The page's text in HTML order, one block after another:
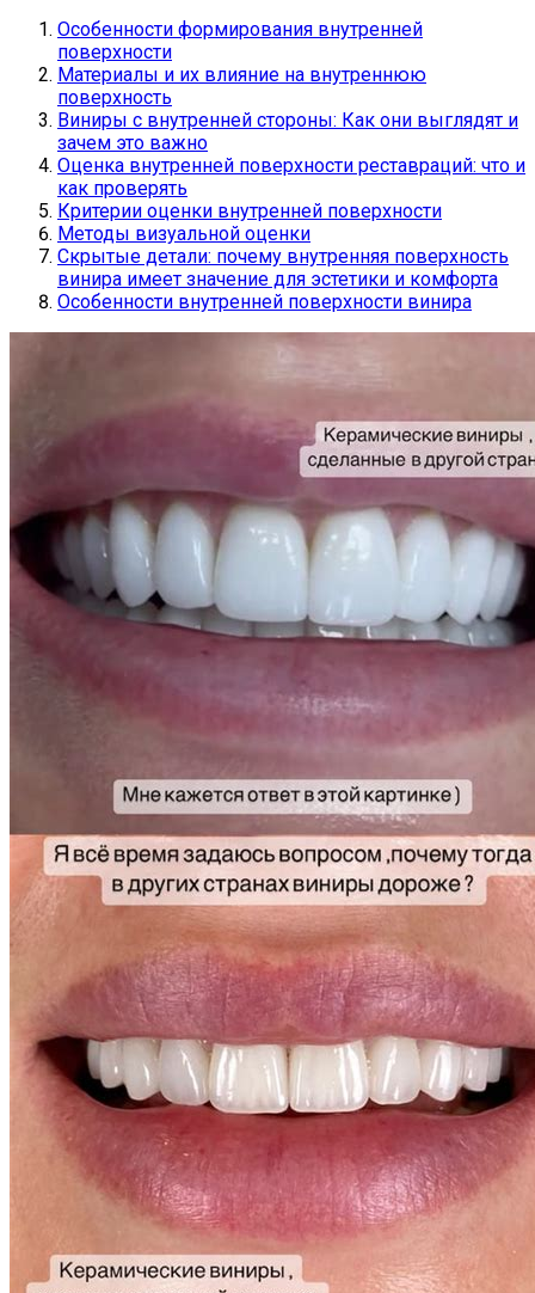
Особенности формирования внутренней
поверхности
Материалы и их влияние на внутреннюю
поверхность
Виниры с внутренней стороны: Как они выглядят и
зачем это важно
Оценка внутренней поверхности реставраций: что и
как проверять
Критерии оценки внутренней поверхности
Методы визуальной оценки
Скрытые детали: почему внутренняя поверхность
винира имеет значение для эстетики и комфорта
Особенности внутренней поверхности винира